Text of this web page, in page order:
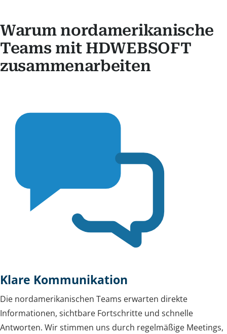
Warum nordamerikanische
Teams mit HDWEBSOFT
zusammenarbeiten
Klare Kommunikation
Die nordamerikanischen Teams erwarten direkte
Informationen, sichtbare Fortschritte und schnelle
Antworten. Wir stimmen uns durch regelmäßige Meetings,